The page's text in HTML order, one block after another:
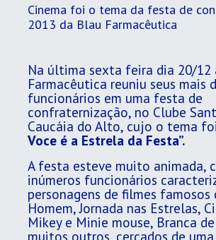
Cinema foi o tema da festa de
2013 da Blau Farmacêutica
​Na última sexta feira dia 20/12
Farmacêutica reuniu seus mais
funcionários em uma festa de
confraternização, no Clube
Caucáia do Alto, cujo o tema foi
Voce é a Estrela da Festa”.
A festa esteve muito animada,
inúmeros funcionários
personagens de filmes famosos
Homem, Jornada nas Estrelas,
Mikey e Minie mouse, Branca
muitos outros, cercados de uma